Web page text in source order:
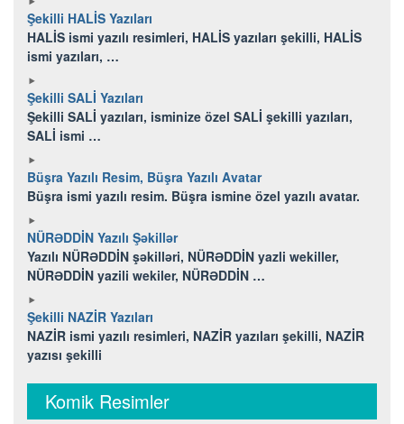
Şekilli HALİS Yazıları
HALİS ismi yazılı resimleri, HALİS yazıları şekilli, HALİS
ismi yazıları, …
Şekilli SALİ Yazıları
Şekilli SALİ yazıları, isminize özel SALİ şekilli yazıları,
SALİ ismi …
Büşra Yazılı Resim, Büşra Yazılı Avatar
Büşra ismi yazılı resim. Büşra ismine özel yazılı avatar.
NÜRƏDDİN Yazılı Şəkillər
Yazılı NÜRƏDDİN şəkilləri, NÜRƏDDİN yazli wekiller,
NÜRƏDDİN yazili wekiler, NÜRƏDDİN …
Şekilli NAZİR Yazıları
NAZİR ismi yazılı resimleri, NAZİR yazıları şekilli, NAZİR
yazısı şekilli
Komik Resimler